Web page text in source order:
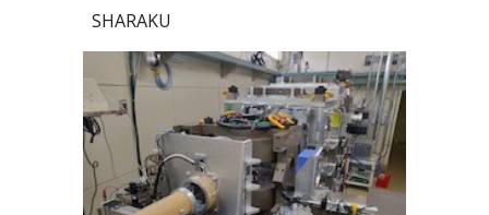
SHARAKU